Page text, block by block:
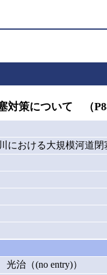
策について （
おける大規模河道
治（(no entry)）